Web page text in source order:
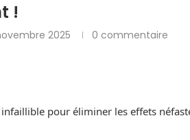
!
2025 0 commentaire
pour éliminer les effets